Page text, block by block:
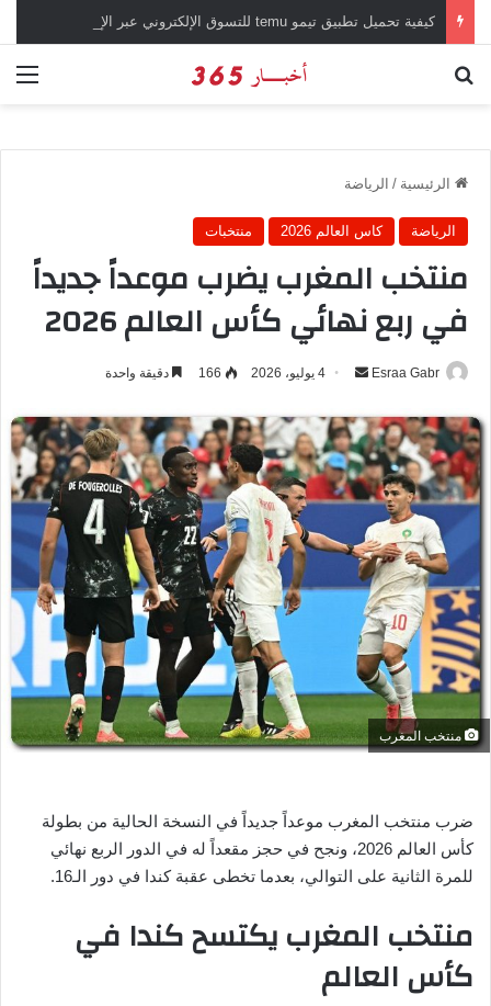
كيفية تحميل تطبيق تيمو temu للتسوق الإلكتروني عبر الإنترنت
الرئيسية / الرياضة
الرياضة كاس العالم 2026 منتخبات
منتخب المغرب يضرب موعداً جديداً
في ربع نهائي كأس العالم 2026
Esraa Gabr
س
ل
ب
ر
د
ا
ت
و
ا
4 يوليو، 2026 166 دقيقة واحدة
منتخب المغرب
ضرب منتخب المغرب موعداً جديداً في النسخة الحالية من بطولة
كأس العالم 2026، ونجح في حجز مقعداً له في الدور الربع نهائي
للمرة الثانية على التوالي، بعدما تخطى عقبة كندا في دور الـ16.
منتخب المغرب يكتسح كندا في
كأس العالم